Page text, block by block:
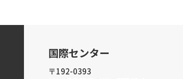
国際センター
〒192-0393